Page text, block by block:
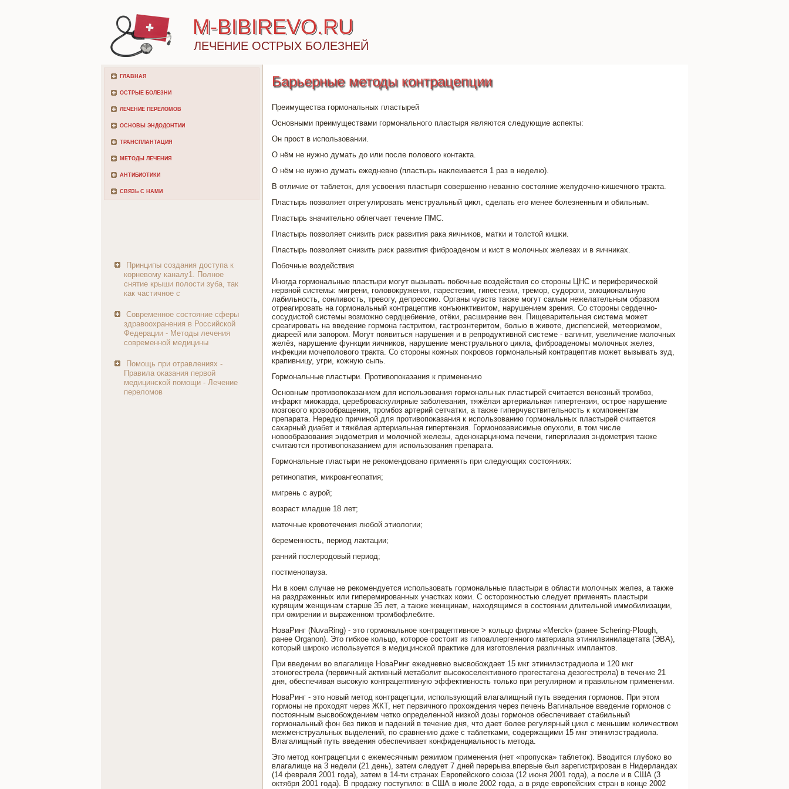
M-BIBIREVO.RU
ЛЕЧЕНИЕ ОСТРЫХ БОЛЕЗНЕЙ
ГЛАВНАЯ
ОСТРЫЕ БОЛЕЗНИ
ЛЕЧЕНИЕ ПЕРЕЛОМОВ
ОСНОВЫ ЭНДОДОНТИИ
ТРАНСПЛАНТАЦИЯ
МЕТОДЫ ЛЕЧЕНИЯ
АНТИБИОТИКИ
СВЯЗЬ С НАМИ
Принципы создания доступа к
корневому каналу1. Полное
снятие крыши полости зуба, так
как частичное с
Современное состояние сферы
здравоохранения в Российской
Федерации - Методы лечения
современной медицины
Помощь при отравлениях -
Правила оказания первой
медицинской помощи - Лечение
переломов
Барьерные методы контрацепции
Преимущества гормональных пластырей
Основными преимуществами гормонального пластыря являются следующие аспекты:
Он прост в использовании.
О нём не нужно думать до или после полового контакта.
О нём не нужно думать ежедневно (пластырь наклеивается 1 раз в неделю).
В отличие от таблеток, для усвоения пластыря совершенно неважно состояние желудочно-кишечного тракта.
Пластырь позволяет отрегулировать менструальный цикл, сделать его менее болезненным и обильным.
Пластырь значительно облегчает течение ПМС.
Пластырь позволяет снизить риск развития рака яичников, матки и толстой кишки.
Пластырь позволяет снизить риск развития фиброаденом и кист в молочных железах и в яичниках.
Побочные воздействия
Иногда гормональные пластыри могут вызывать побочные воздействия со стороны ЦНС и периферической
нервной системы: мигрени, головокружения, парестезии, гипестезии, тремор, судороги, эмоциональную
лабильность, сонливость, тревогу, депрессию. Органы чувств также могут самым нежелательным образом
отреагировать на гормональный контрацептив конъюнктивитом, нарушением зрения. Со стороны сердечно-
сосудистой системы возможно сердцебиение, отёки, расширение вен. Пищеварительная система может
среагировать на введение гормона гастритом, гастроэнтеритом, болью в животе, диспепсией, метеоризмом,
диареей или запором. Могут появиться нарушения и в репродуктивной системе - вагинит, увеличение молочных
желёз, нарушение функции яичников, нарушение менструального цикла, фиброаденомы молочных желез,
инфекции мочеполового тракта. Со стороны кожных покровов гормональный контрацептив может вызывать зуд,
крапивницу, угри, кожную сыпь.
Гормональные пластыри. Противопоказания к применению
Основным противопоказанием для использования гормональных пластырей считается венозный тромбоз,
инфаркт миокарда, цереброваскулярные заболевания, тяжёлая артериальная гипертензия, острое нарушение
мозгового кровообращения, тромбоз артерий сетчатки, а также гиперчувствительность к компонентам
препарата. Нередко причиной для противопоказания к использованию гормональных пластырей считается
сахарный диабет и тяжёлая артериальная гипертензия. Гормонозависимые опухоли, в том числе
новообразования эндометрия и молочной железы, аденокарцинома печени, гиперплазия эндометрия также
считаются противопоказанием для использования препарата.
Гормональные пластыри не рекомендовано применять при следующих состояниях:
ретинопатия, микроангеопатия;
мигрень с аурой;
возраст младше 18 лет;
маточные кровотечения любой этиологии;
беременность, период лактации;
ранний послеродовый период;
постменопауза.
Ни в коем случае не рекомендуется использовать гормональные пластыри в области молочных желез, а также
на раздраженных или гиперемированных участках кожи. С осторожностью следует применять пластыри
курящим женщинам старше 35 лет, а также женщинам, находящимся в состоянии длительной иммобилизации,
при ожирении и выраженном тромбофлебите.
НоваРинг (NuvaRing) - это гормональное контрацептивное > кольцо фирмы «Merck» (ранее Schering-Plough,
ранее Organon). Это гибкое кольцо, которое состоит из гипоаллергенного материала этинилвинилацетата (ЭВА),
который широко используется в медицинской практике для изготовления различных имплантов.
При введении во влагалище НоваРинг ежедневно высвобождает 15 мкг этинилэстрадиола и 120 мкг
этоногестрела (первичный активный метаболит высокоселективного прогестагена дезогестрела) в течение 21
дня, обеспечивая высокую контрацептивную эффективность только при регулярном и правильном применении.
НоваРинг - это новый метод контрацепции, использующий влагалищный путь введения гормонов. При этом
гормоны не проходят через ЖКТ, нет первичного прохождения через печень Вагинальное введение гормонов с
постоянным высвобождением четко определенной низкой дозы гормонов обеспечивает стабильный
гормональный фон без пиков и падений в течение дня, что дает более регулярный цикл с меньшим количеством
межменструальных выделений, по сравнению даже с таблетками, содержащими 15 мкг этинилэстрадиола.
Влагалищный путь введения обеспечивает конфиденциальность метода.
Это метод контрацепции с ежемесячным режимом применения (нет «пропуска» таблеток). Вводится глубоко во
влагалище на 3 недели (21 день), затем следует 7 дней перерыва.впервые был зарегистрирован в Нидерландах
(14 февраля 2001 года), затем в 14-ти странах Европейского союза (12 июня 2001 года), а после и в США (3
октября 2001 года). В продажу поступило: в США в июле 2002 года, а в ряде европейских стран в конце 2002